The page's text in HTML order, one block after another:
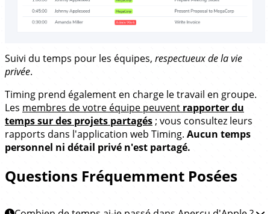
Suivi du temps pour les équipes, respectueux de la vie
privée.
Timing prend également en charge le travail en groupe.
Les membres de votre équipe peuvent rapporter du
temps sur des projets partagés ; vous consultez leurs
rapports dans l'application web Timing. Aucun temps
personnel ni détail privé n'est partagé.
Questions Fréquemment Posées